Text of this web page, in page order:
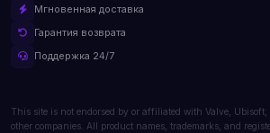
Мгновенная доставка
Гарантия возврата
Поддержка 24/7
This site is not endorsed by or affiliated with Valve,
other companies. All product names, trademarks, and